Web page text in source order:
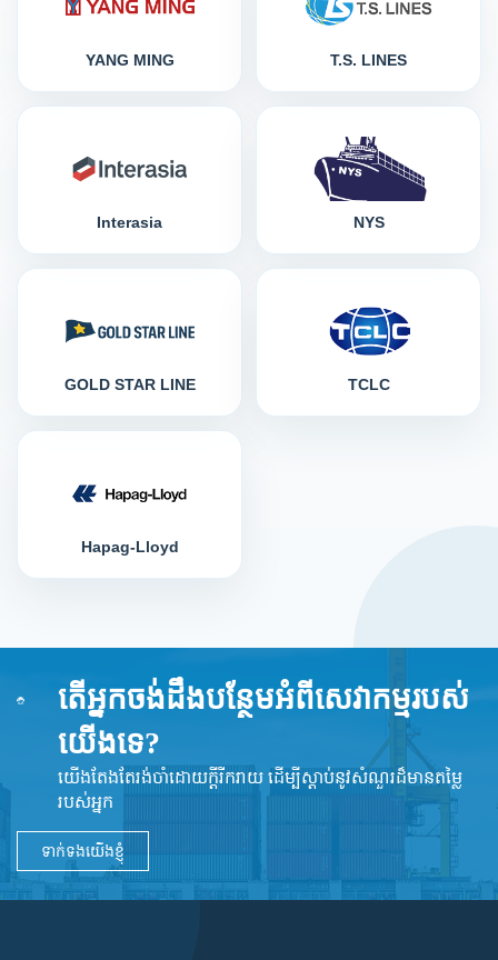
YANG MING T.S. LINES
Interasia NYS
GOLD STAR LINE TCLC
Hapag-Lloyd
តើអ្នកចង់ដឹងបន្ថែមអំពីសេវាកម្មរបស់
យើងទេ?
យើងតែងតែរង់ចាំដោយក្ដីរីករាយ ដើម្បីស្តាប់នូវ​សំណួរដ៏​មានតម្លៃ
របស់អ្នក
ទាក់ទងយើងខ្ញុំ